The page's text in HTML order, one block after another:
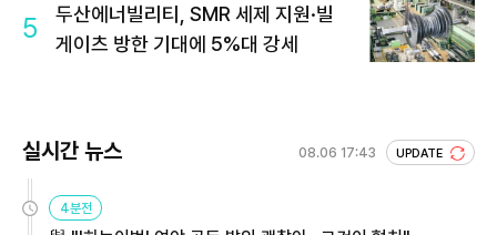
5
두산에너빌리티, SMR 세제 지원·빌
게이츠 방한 기대에 5%대 강세
실시간 뉴스 08.06 17:43 UPDATE
4분전